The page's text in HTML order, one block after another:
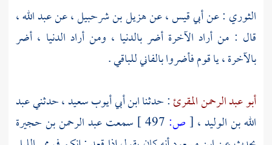
الثوري : عنأبي قيس، عنهزيل بن شرحبيل، عنعبد الله،
قال : من أراد الآخرة أضر بالدنيا ، ومن أراد الدنيا ، أضر
بالآخرة ، يا قوم فأضروا بالفاني للباقي .
أبو عبد الرحمن المقرئ: حدثناابن أبي أيوب سعيد، حدثنيعبد
الله بن الوليد، [ص: سمعتعبد الرحمن بن حجيرة